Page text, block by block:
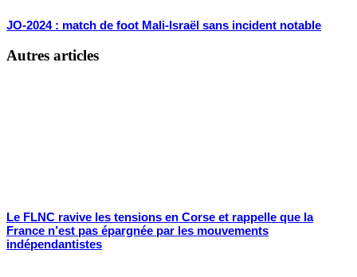
JO-2024 : match de foot Mali-Israël sans incident notable
Autres articles
Le FLNC ravive les tensions en Corse et rappelle que la
France n’est pas épargnée par les mouvements
indépendantistes